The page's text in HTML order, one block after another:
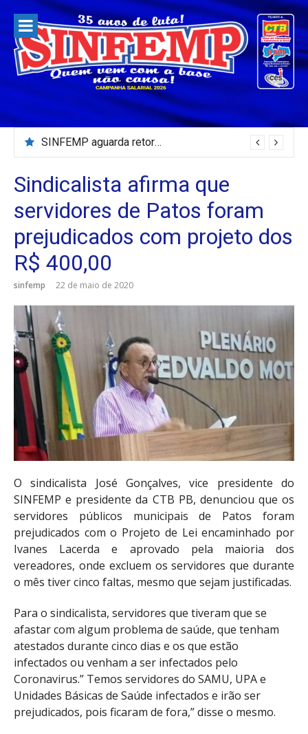
para
conteúdo
SINFEMP aguarda retorno as demandas dos servidores de Patos até dia 13 de agosto
Sindicalista afirma que
servidores de Patos foram
prejudicados com projeto dos
R$ 400,00
sinfemp 22 de maio de 2020
O sindicalista José Gonçalves, vice presidente do
SINFEMP e presidente da CTB PB, denunciou que os
servidores públicos municipais de Patos foram
prejudicados com o Projeto de Lei encaminhado por
Ivanes Lacerda e aprovado pela maioria dos
vereadores, onde excluem os servidores que durante
o mês tiver cinco faltas, mesmo que sejam justificadas.
Para o sindicalista, servidores que tiveram que se
afastar com algum problema de saúde, que tenham
atestados durante cinco dias e os que estão
infectados ou venham a ser infectados pelo
Coronavirus.” Temos servidores do SAMU, UPA e
Unidades Básicas de Saúde infectados e irão ser
prejudicados, pois ficaram de fora,” disse o mesmo.